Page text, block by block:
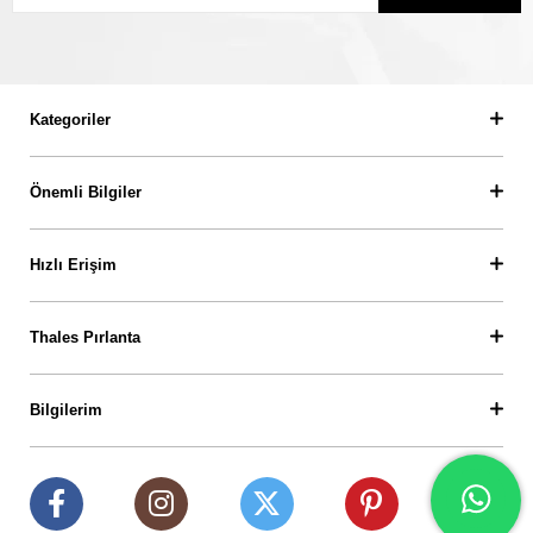
Kategoriler
Önemli Bilgiler
Hızlı Erişim
Thales Pırlanta
Bilgilerim